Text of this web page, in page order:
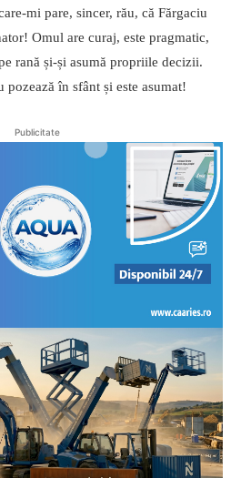
mi pare, sincer, rău, că Fărgaciu
Omul are curaj, este pragmatic,
rană și-și asumă propriile decizii.
în sfânt și este asumat!
Publicitate